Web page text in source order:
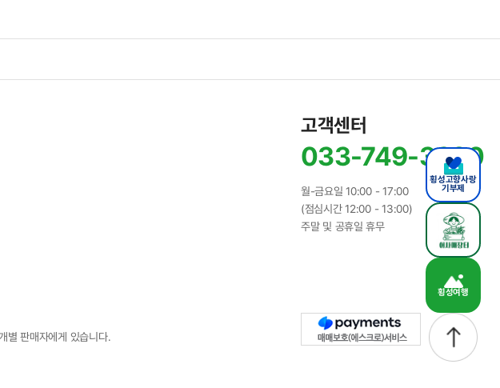
횡성고향사랑
기부제
횡성여행
별 판매자에게 있습니다.
고객센터
033-749-3320
월-금요일 10:00 - 17:00
(점심시간 12:00 - 13:00)
주말 및 공휴일 휴무